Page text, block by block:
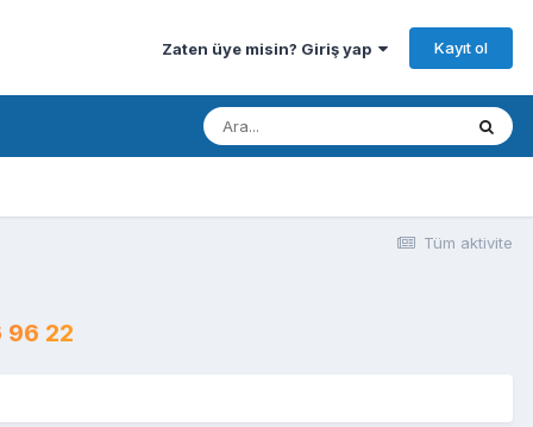
Zaten üye misin? Giriş yap Kayıt ol
Tüm aktivite
96 22